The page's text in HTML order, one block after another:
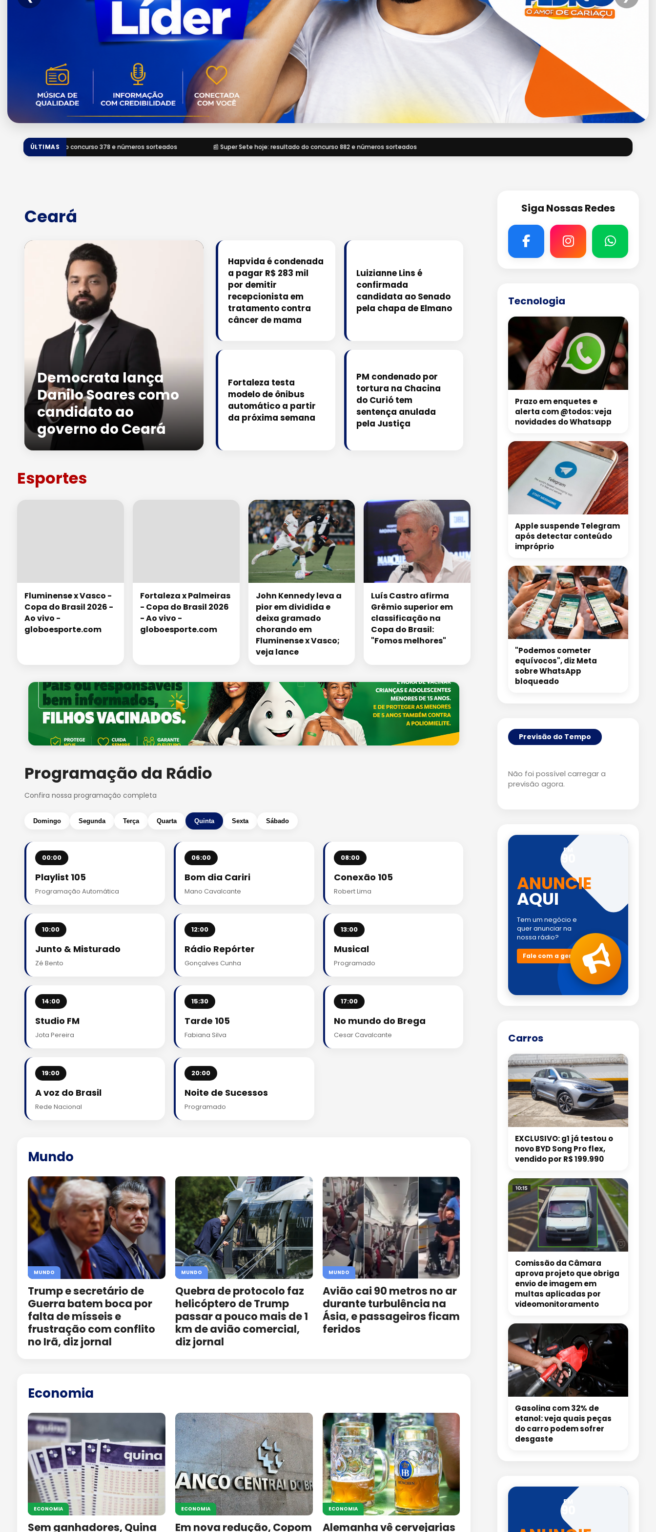
ÚLTIMAS
números sorteados 📰 Super Sete hoje: resultado do concurso 882 e números sorteados
Ceará
Democrata lança
Danilo Soares como
candidato ao
governo do Ceará
Hapvida é condenada
a pagar R$ 283 mil
por demitir
recepcionista em
tratamento contra
câncer de mama
Luizianne Lins é
confirmada
candidata ao Senado
pela chapa de Elmano
Fortaleza testa
modelo de ônibus
automático a partir
da próxima semana
PM condenado por
tortura na Chacina
do Curió tem
sentença anulada
pela Justiça
Esportes
Fluminense x Vasco -
Copa do Brasil 2026 -
Ao vivo -
globoesporte.com
Fortaleza x Palmeiras
- Copa do Brasil 2026
- Ao vivo -
globoesporte.com
John Kennedy leva a
pior em dividida e
deixa gramado
chorando em
Fluminense x Vasco;
veja lance
Luís Castro afirma
Grêmio superior em
classificação na
Copa do Brasil:
"Fomos melhores"
Programação da Rádio
Confira nossa programação completa
Domingo Segunda Terça Quarta Quinta Sexta Sábado
00:00
Playlist 105
Programação Automática
06:00
Bom dia Cariri
Mano Cavalcante
08:00
Conexão 105
Robert Lima
10:00
Junto & Misturado
Zé Bento
12:00
Rádio Repórter
Gonçalves Cunha
13:00
Musical
Programado
14:00
Studio FM
Jota Pereira
15:30
Tarde 105
Fabiana Silva
17:00
No mundo do Brega
Cesar Cavalcante
19:00
A voz do Brasil
Rede Nacional
20:00
Noite de Sucessos
Programado
Mundo
MUNDO
Trump e secretário de
Guerra batem boca por
falta de mísseis e
frustração com conflito
no Irã, diz jornal
MUNDO
Quebra de protocolo faz
helicóptero de Trump
passar a pouco mais de 1
km de avião comercial,
diz jornal
MUNDO
Avião cai 90 metros no ar
durante turbulência na
Ásia, e passageiros ficam
feridos
Economia
ECONOMIA
Sem ganhadores, Quina
ECONOMIA
Em nova redução, Copom
ECONOMIA
Alemanha vê cervejarias
Siga Nossas Redes
Tecnologia
Prazo em enquetes e
alerta com @todos: veja
novidades do Whatsapp
Apple suspende Telegram
após detectar conteúdo
impróprio
"Podemos cometer
equívocos", diz Meta
sobre WhatsApp
bloqueado
Previsão do Tempo
Não foi possível carregar a
previsão agora.
FM
90
ANUNCIE
AQUI
Tem um negócio e
quer anunciar na
nossa rádio?
Fale com a gente!
Carros
EXCLUSIVO: g1 já testou o
novo BYD Song Pro flex,
vendido por R$ 199.990
Comissão da Câmara
aprova projeto que obriga
envio de imagem em
multas aplicadas por
videomonitoramento
Gasolina com 32% de
etanol: veja quais peças
do carro podem sofrer
desgaste
FM
90